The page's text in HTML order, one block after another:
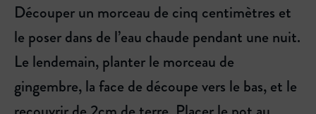
Découper un morceau de cinq centimètres et
le poser dans de l’eau chaude pendant une nuit.
Le lendemain, planter le morceau de
gingembre, la face de découpe vers le bas, et le